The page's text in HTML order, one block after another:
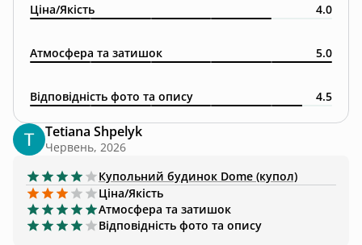
Ціна/Якість 4.0
Атмосфера та затишок 5.0
Відповідність фото та опису 4.5
Tetiana Shpelyk
Червень, 2026
Купольний будинок Dome (купол)
Ціна/Якість
Атмосфера та затишок
Відповідність фото та опису